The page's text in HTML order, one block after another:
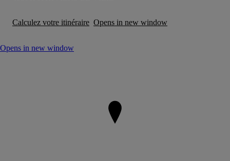
Calculez votre itinéraire Opens in new window
Opens in new window